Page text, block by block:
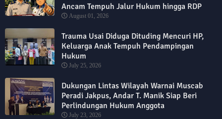
Ancam Tempuh Jalur Hukum hingga RDP
August 01, 2026
Trauma Usai Diduga Dituding Mencuri HP,
Keluarga Anak Tempuh Pendampingan
Hukum
July 25, 2026
Dukungan Lintas Wilayah Warnai Muscab
Peradi Jakpus, Andar T. Manik Siap Beri
Perlindungan Hukum Anggota
July 23, 2026